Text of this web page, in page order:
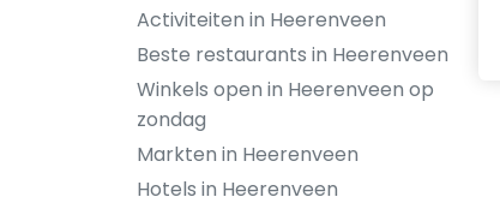
Activiteiten in Heerenveen
Beste restaurants in Heerenveen
Winkels open in Heerenveen op
zondag
Markten in Heerenveen
Hotels in Heerenveen